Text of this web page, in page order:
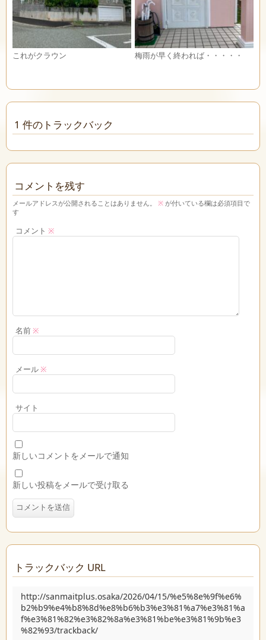
これがクラウン 梅雨が早く終われば・・・・・
1 件のトラックバック
コメントを残す
メールアドレスが公開されることはありません。 ※ が付いている欄は必須項目で
す
コメント ※
名前※
メール※
サイト
新しいコメントをメールで通知
新しい投稿をメールで受け取る
トラックバック URL
http://sanmaitplus.osaka/2026/04/15/%e5%8e%9f%e6%
b2%b9%e4%b8%8d%e8%b6%b3%e3%81%a7%e3%81%a
f%e3%81%82%e3%82%8a%e3%81%be%e3%81%9b%e3
%82%93/trackback/